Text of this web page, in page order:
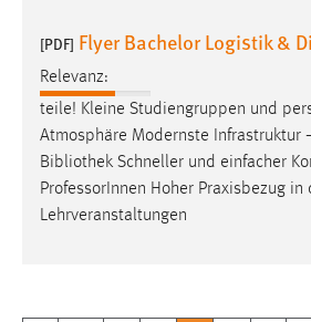
[PDF] Flyer Bachelor Logistik &
Relevanz:
teile! Kleine Studiengruppen und
Atmosphäre Modernste Infrastruktur
Bibliothek Schneller und einfacher
ProfessorInnen Hoher Praxisbezug in
Lehrveranstaltungen